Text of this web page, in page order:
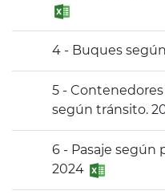
4 - Buques
5 -
según tránsito.
6 - Pasaje según
2024